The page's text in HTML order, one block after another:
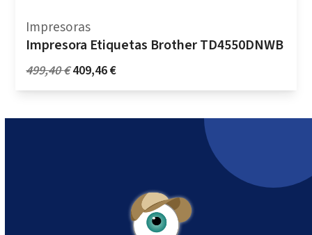
Impresoras
Impresora Etiquetas Brother TD4550DNWB
499,40€O
preço
409,46€O
preço